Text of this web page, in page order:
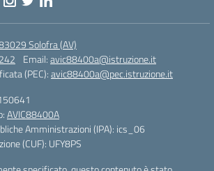
Solofra (AV)
Email:avic88400a@istruzione.it
(PEC):avic88400a@pec.istruzione.it
AVIC88400A
Amministrazioni (IPA): ics_06
(CUF): UFY8PS